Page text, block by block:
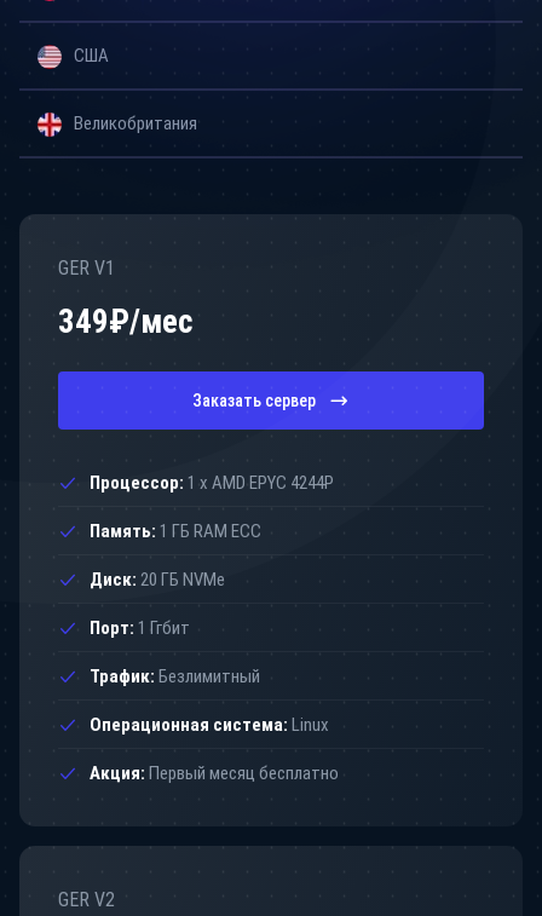
США
Великобритания
GER V1
349₽/мес
Заказать сервер
Процессор: 1 x AMD EPYC 4244P
Память: 1 ГБ RAM ECC
Диск: 20 ГБ NVMe
Порт: 1 Ггбит
Трафик: Безлимитный
Операционная система: Linux
Акция: Первый месяц бесплатно
GER V2